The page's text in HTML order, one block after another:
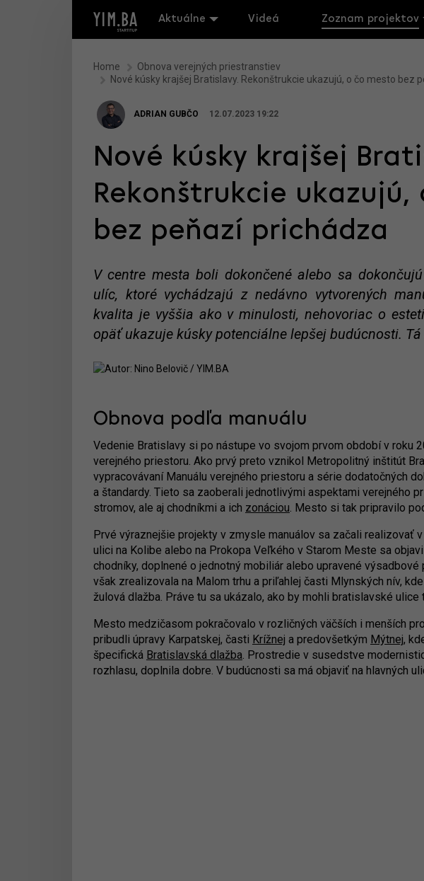
Aktuálne Videá Zoznam projektov
Home
Obnova verejných priestranstiev
Nové kúsky krajšej Bratislavy. Rekonštrukcie ukazujú, o čo mesto bez
ADRIAN GUBČO 12.07.2023 19:22
Nové kúsky krajšej
Rekonštrukcie ukazujú,
bez peňazí prichádza
V centre mesta boli dokončené alebo sa
ulíc, ktoré vychádzajú z nedávno vytvorených
kvalita je vyššia ako v minulosti, nehovoriac o
opäť ukazuje kúsky potenciálne lepšej budúcnosti.
Obnova podľa manuálu
Vedenie Bratislavy si po nástupe vo svojom prvom období v roku
verejného priestoru. Ako prvý preto vznikol Metropolitný inštitút
vypracovávaní Manuálu verejného priestoru a série dodatočných
a štandardy. Tieto sa zaoberali jednotlivými aspektami verejného
stromov, ale aj chodníkmi a ich zonáciou. Mesto si tak pripravilo
Prvé výraznejšie projekty v zmysle manuálov sa začali realizovať
ulici na Kolibe alebo na Prokopa Veľkého v Starom Meste sa
chodníky, doplnené o jednotný mobiliár alebo upravené
však zrealizovala na Malom trhu a priľahlej časti Mlynských nív,
žulová dlažba. Práve tu sa ukázalo, ako by mohli bratislavské
Mesto medzičasom pokračovalo v rozličných väčších i menších
pribudli úpravy Karpatskej, časti Krížnej a predovšetkým Mýtnej,
špecifická Bratislavská dlažba. Prostredie v susedstve
rozhlasu, doplnila dobre. V budúcnosti sa má objaviť na hlavných